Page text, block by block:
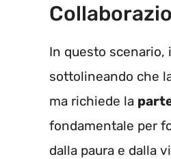
In questo scenario,
sottolineando che
ma richiede la
fondamentale per
dalla paura e dalla